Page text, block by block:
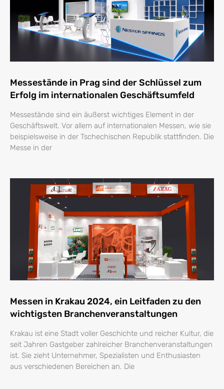
Messestände in Prag sind der Schlüssel zum
Erfolg im internationalen Geschäftsumfeld
Messestände sind ein äußerst wichtiges Element in der
Geschäftswelt. Vor allem auf internationalen Messen, wie sie
beispielsweise in der Tschechischen Republik stattfinden. Die
Messe in der
Messen in Krakau 2024, ein Leitfaden zu den
wichtigsten Branchenveranstaltungen
Krakau ist eine Stadt voller Geschichte und reicher Kultur, die
seit Jahren Gastgeber zahlreicher Branchenveranstaltungen
ist. Sie zieht Unternehmer, Spezialisten und Enthusiasten
aus verschiedenen Bereichen an. Die